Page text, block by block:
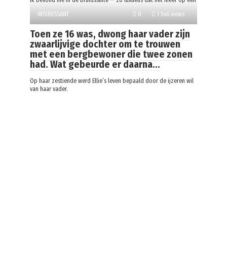
INTERESSANT
0 1 546 views
Toen ze 16 was, dwong haar vader zijn
zwaarlijvige dochter om te trouwen
met een bergbewoner die twee zonen
had. Wat gebeurde er daarna…
Op haar zestiende werd Ellie’s leven bepaald door de ijzeren wil
van haar vader.